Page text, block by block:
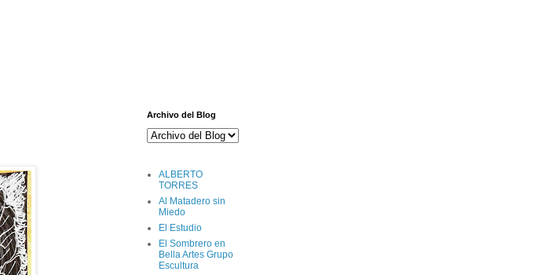
Archivo del Blog
ALBERTO
TORRES
Al Matadero sin
Miedo
El Estudio
El Sombrero en
Bella Artes Grupo
Escultura